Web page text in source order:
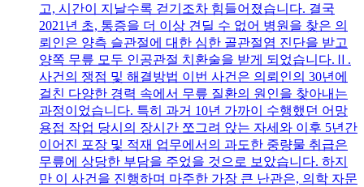
고, 시간이 지날수록 걷기조차 힘들어졌습니다. 결국
2021년 초, 통증을 더 이상 견딜 수 없어 병원을 찾은 의
뢰인은 양측 슬관절에 대한 심한 골관절염 진단을 받고
양쪽 무릎 모두 인공관절 치환술을 받게 되었습니다.Ⅱ.
사건의 쟁점 및 해결방법 이번 사건은 의뢰인의 30년에
걸친 다양한 경력 속에서 무릎 질환의 원인을 찾아내는
과정이었습니다. 특히 과거 10년 가까이 수행했던 어망
용접 작업 당시의 장시간 쪼그려 앉는 자세와 이후 5년간
이어진 포장 및 적재 업무에서의 과도한 중량물 취급은
무릎에 상당한 부담을 주었을 것으로 보았습니다. 하지
만 이 사건을 진행하며 마주한 가장 큰 난관은, 의학 자문